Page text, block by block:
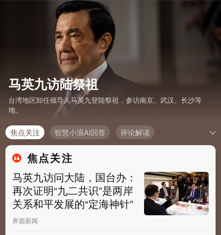
马英九访陆祭祖
台湾地区卸任领导人马英九登陆祭祖，参访南京、武汉、长沙等
地。
焦点关注 智慧小浪AI回答 评论解读
焦点关注
马英九访问大陆，国台办：
再次证明“九二共识”是两岸
关系和平发展的“定海神针”
界面新闻